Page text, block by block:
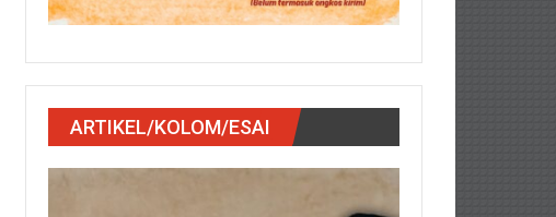
ARTIKEL/KOLOM/ESAI